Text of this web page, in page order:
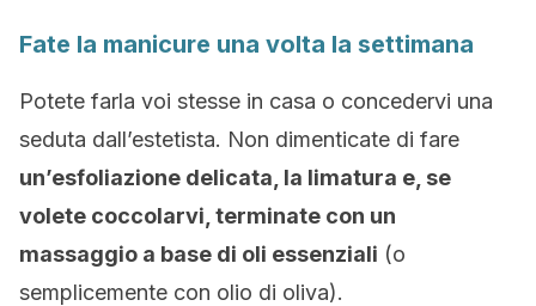
Fate la manicure una volta la settimana
Potete farla voi stesse in casa o concedervi una
seduta dall’estetista. Non dimenticate di fare
un’esfoliazione delicata, la limatura e, se
volete coccolarvi, terminate con un
massaggio a base di oli essenziali (o
semplicemente con olio di oliva).